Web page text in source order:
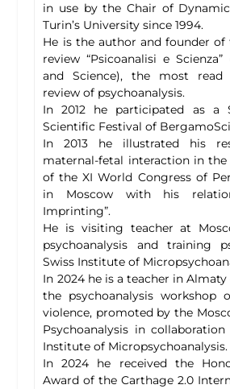
in use by the Chair of
Turin’s University since 1994.
He is the author and founder
review “Psicoanalisi e Scienza”
and Science), the most
review of psychoanalysis.
In 2012 he participated as a
Scientific Festival of
In 2013 he illustrated his
maternal-fetal interaction in the
of the XI World Congress of
in Moscow with his
Imprinting”.
He is visiting teacher at
psychoanalysis and training
Swiss Institute of
In 2024 he is a teacher in Almaty
the psychoanalysis
violence, promoted by the
Psychoanalysis in
Institute of Micropsychoanalysis.
In 2024 he received the
Award of the Carthage 2.0